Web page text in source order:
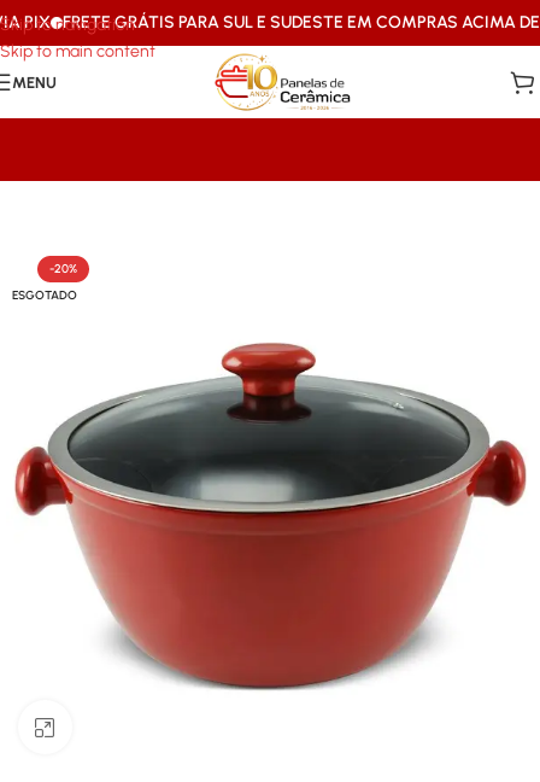
Skip to navigation
Skip to main content
PIX FRETE GRÁTIS PARA SUL E SUDESTE EM COMPRAS ACIMA DE
MENU
-20%
ESGOTADO